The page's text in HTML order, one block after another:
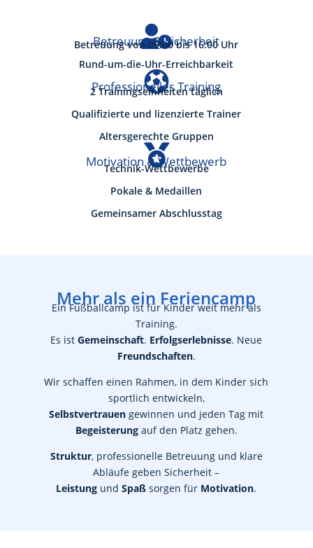

Betreuung & Sicherheit
Betreuung von 09:00 bis 16:00 Uhr
Rund-um-die-Uhr-Erreichbarkeit

Professionelles Training
2 Trainingseinheiten täglich
Qualifizierte und lizenzierte Trainer
Altersgerechte Gruppen

Motivation & Wettbewerb
Technik-Wettbewerbe
Pokale & Medaillen
Gemeinsamer Abschlusstag
Mehr als ein Feriencamp
Ein Fußballcamp ist für Kinder weit mehr als
Training.
Es istGemeinschaft. Erfolgserlebnisse. Neue
Freundschaften.
Wir schaffen einen Rahmen, in dem Kinder sich
sportlich entwickeln,
Selbstvertrauen gewinnen und jeden Tag mit
Begeisterungauf den Platz gehen.
Struktur, professionelle Betreuung und klare
Abläufe geben Sicherheit –
Leistung undSpaß sorgen für Motivation.